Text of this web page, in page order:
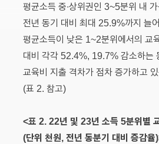
평균소득 중∙상위권인 3~5분위 내
전년 동기 대비 최대 25.9%까지 늘
평균소득이 낮은 1~2분위에서의 교
대비 각각 52.4%, 19.7% 감소하는
교육비 지출 격차가 점차 증가하고
(표 2. 참고)
<표 2. 22년 및 23년 소득 5분위별
(단위 천원, 전년 동분기 대비 증감율